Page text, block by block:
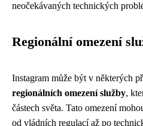
neočekávaných technických
Regionální omezení
Instagram může být v některých
regionálních omezení služby,
částech světa. Tato omezení
od vládních regulací až po